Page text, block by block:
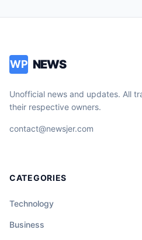
WP NEWS
Unofficial news and updates. All
their respective owners.
contact@newsjer.com
CATEGORIES
Technology
Business